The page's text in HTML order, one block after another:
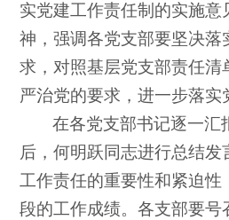
实党建工作责任制的实施意
神，强调各党支部要坚决落
求，对照基层党支部责任清
严治党的要求，进一步落实
在各党支部书记逐一汇
后，何明跃同志进行总结发
工作责任的重要性和紧迫性
段的工作成绩。各支部要号